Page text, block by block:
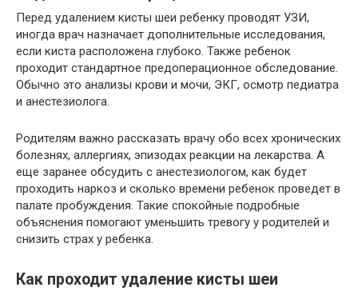
Перед удалением кисты шеи ребенку проводят УЗИ,
иногда врач назначает дополнительные исследования,
если киста расположена глубоко. Также ребенок
проходит стандартное предоперационное обследование.
Обычно это анализы крови и мочи, ЭКГ, осмотр педиатра
и анестезиолога.
Родителям важно рассказать врачу обо всех хронических
болезнях, аллергиях, эпизодах реакции на лекарства. А
еще заранее обсудить с анестезиологом, как будет
проходить наркоз и сколько времени ребенок проведет в
палате пробуждения. Такие спокойные подробные
объяснения помогают уменьшить тревогу у родителей и
снизить страх у ребенка.
Как проходит удаление кисты шеи